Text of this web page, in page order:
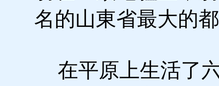
名的山東省最大的
在平原上生活了